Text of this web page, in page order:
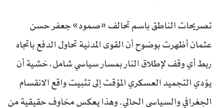
تصريحات الناطق باسم تحالف «صمود» جعفر حسن
عثمان أظهرت بوضوح أن القوى المدنية تحاول الدفع باتجاه
ربط أي وقف لإطلاق النار بمسار سياسي شامل، خشية أن
يؤدي التجميد العسكري المؤقت إلى تثبيت واقع الانقسام
الجغرافي والسياسي الحالي. وهذا يعكس مخاوف حقيقية من